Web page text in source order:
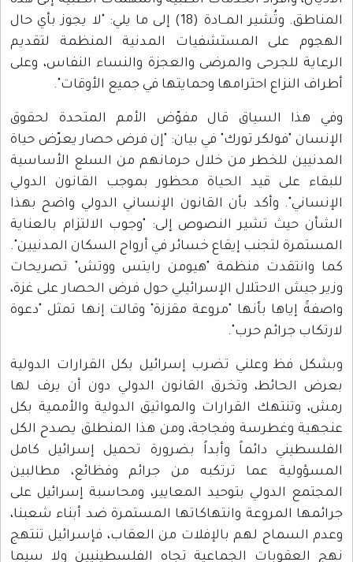
المناطق. وتُشير المــادة (18) إلى ما يلي: "لا يجوز بأي حال
الهجوم على المستشفيات المدنية المنظمة لتقديم
الرعاية للجرحى والمرضى والعجزة والنساء النفاس، وعلى
أطراف النزاع احترامها وحمايتها في جميع الأوقات".
وفي هذا السياق قال مفوّض الأمم المتحدة لحقوق
الإنسان "فولكر تورك" في بيان: "إن فرض حصار يعرّض حياة
المدنيين للخطر من خلال حرمانهم من السلع الأساسية
للبقاء على قيد الحياة محظور بموجب القانون الدولي
الإنساني". وأكد بأن القانون الإنساني الدولي واضح بهذا
الشأن حيث تشير النصوص إلى: "وجوب الالتزام بالعناية
المستمرة لتجنب إيقاع خسائر في أرواح السكان المدنيين".
كما وانتقدت منظمة "هيومن رايتس ووتش" تصريحات
وزير جيش الاحتلال الإسرائيلي حول فرض الحصار على غزة،
واصفةً إياها بأنها "مروعة مقززة" وقالت إنها تمثل "دعوة
لارتكاب جرائم حرب".
وبشكل فظ وعلني تضرب إسرائيل بكل القرارات الدولية
بعرض الحائط، وتخرق القانون الدولي دون أن يرف لها
رمش، وتنتهك القرارات والمواثيق الدولية والأممية بكل
عنجهية وغطرسة وفجاجة، ومن هذا المنطلق يصدح الكل
الفلسطيني دائماً وأبداً بضرورة تحميل إسرائيل كامل
المسؤولية عما ترتكبه من جرائم وفظائع، مطالبين
المجتمع الدولي بتوحيد المعايير، ومحاسبة إسرائيل على
جرائمها المروعة وانتهاكاتها المستمرة ضد أبناء شعبنا،
وعدم السماح لهم بالإفلات من العقاب، فإسرائيل تنتهج
نهج العقوبات الجماعية تجاه الفلسطينيين ولا سيما